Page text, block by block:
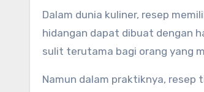
Dalam dunia kuliner, resep
hidangan dapat dibuat dengan
sulit terutama bagi orang yang
Namun dalam praktiknya, resep